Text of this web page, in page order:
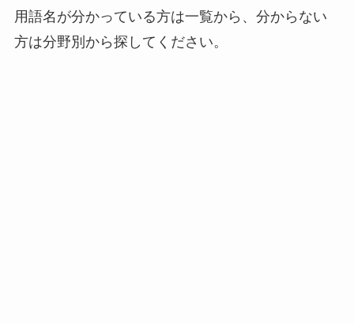
用語名が分かっている方は一覧から、分からない
方は分野別から探してください。